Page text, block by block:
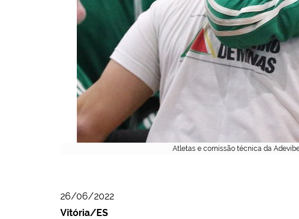
Atletas e comissão técnica da
26/06/2022
Vitória/ES